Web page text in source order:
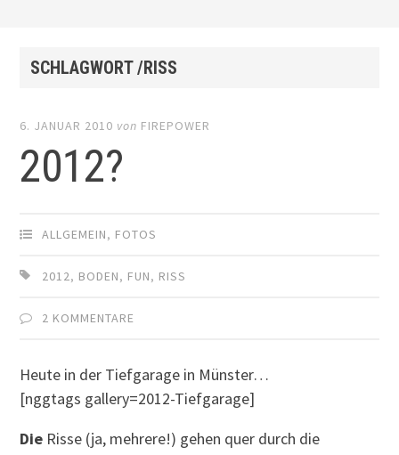
SCHLAGWORT /RISS
6. JANUAR 2010 von FIREPOWER
2012?
ALLGEMEIN, FOTOS
2012, BODEN, FUN, RISS
2 KOMMENTARE
Heute in der Tiefgarage in Münster…
[nggtags gallery=2012-Tiefgarage]
Die Risse (ja, mehrere!) gehen quer durch die